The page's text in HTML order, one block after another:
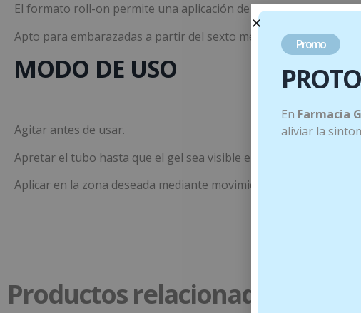
El formato roll-on permite una aplicación de auto masaje que
Apto para embarazadas a partir del sexto mes, así como para
MODO DE USO
Agitar antes de usar.
Apretar el tubo hasta que el gel sea visible en el rodillo de masaje.
Aplicar en la zona deseada mediante movimientos circulares.
Productos relacionados
Promo
En Farmacia
aliviar la